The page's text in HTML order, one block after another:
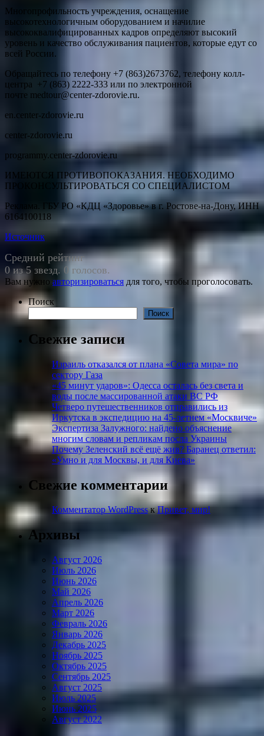
Многопрофильность учреждения, оснащение
высокотехнологичным оборудованием и начилие
высококвалифицированных кадров определяют высокий
уровень и качество обслуживания пациентов, которые едут со
всей России.
Обращайтесь по телефону +7 (863)2673762, телефону колл-
центра +7 (863) 2222-333 или по электронной
почте medtour@center-zdorovie.ru.
en.center-zdorovie.ru
center-zdorovie.ru
programmy.center-zdorovie.ru
ИМЕЮТСЯ ПРОТИВОПОКАЗАНИЯ. НЕОБХОДИМО
ПРОКОНСУЛЬТИРОВАТЬСЯ СО СПЕЦИАЛИСТОМ
Реклама. ГБУ РО «КДЦ «Здоровье» в г. Ростове-на-Дону, ИНН
6164100118
Источник
Средний рейтинг
0 из 5 звезд. 0 голосов.
Вам нужно авторизироваться для того, чтобы проголосовать.
Поиск
Поиск
Свежие записи
Израиль отказался от плана «Совета мира» по
сектору Газа
«45 минут ударов»: Одесса осталась без света и
воды после массированной атаки ВС РФ
Четверо путешественников отправились из
Иркутска в экспедицию на 45-летнем «Москвиче»
Экспертиза Залужного: найдено объяснение
многим словам и репликам посла Украины
Почему Зеленский всё ещё жив? Баранец ответил:
«Умно и для Москвы, и для Киева»
Свежие комментарии
Комментатор WordPressкПривет, мир!
Архивы
Август 2026
Июль 2026
Июнь 2026
Май 2026
Апрель 2026
Март 2026
Февраль 2026
Январь 2026
Декабрь 2025
Ноябрь 2025
Октябрь 2025
Сентябрь 2025
Август 2025
Июль 2025
Июнь 2025
Август 2022